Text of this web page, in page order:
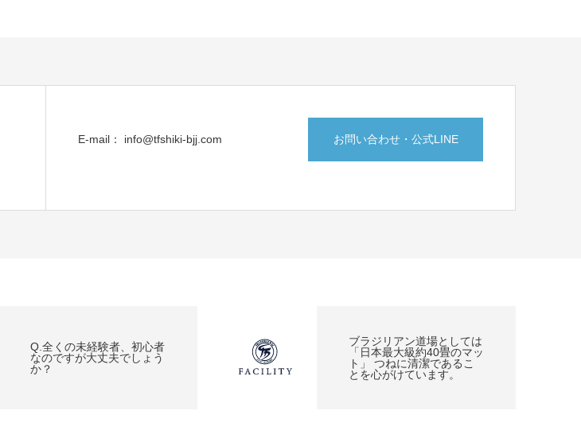
E-mail： info@tfshiki-bjj.com お問い合わせ・公式LINE
Q.全くの未経験者、初心者
なのですが大丈夫でしょう
か？
ブラジリアン道場としては
「日本最大級約40畳のマッ
ト」 つねに清潔であるこ
とを心がけています。